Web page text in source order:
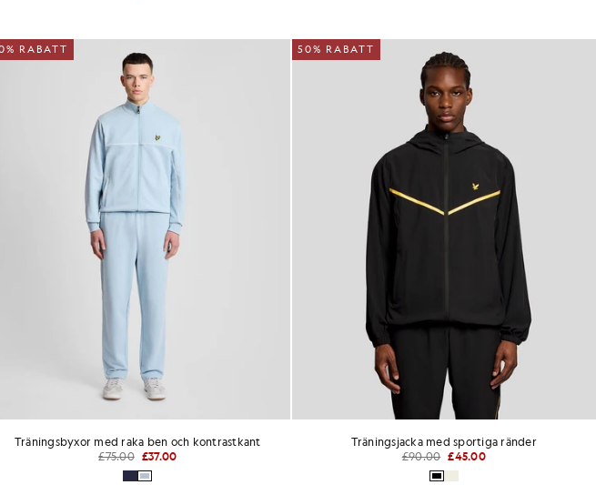
RABATT
Träningsbyxor med raka ben och kontrastkant
£75.00 £37.00
50% RABATT
Träningsjacka med sportiga ränder
£90.00 £45.00